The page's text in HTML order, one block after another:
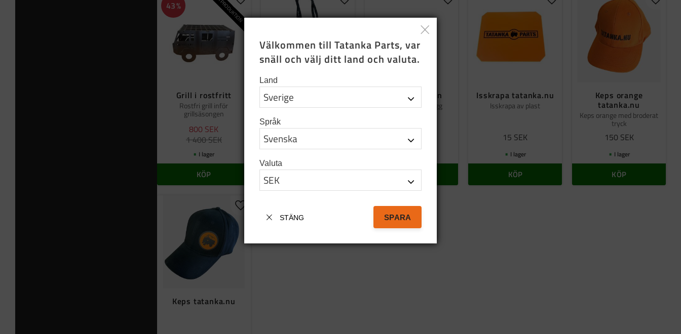
Grill i rostfritt
Rostfri grill inför
grillsäsongen
800 SEK
1 400SEK
43% NYPRODUKTIONLägg till i favoriter
I lager
KÖP
Bag tatanka.nu
Tygkasse i svart bomull
95
Lägg till i favoriter
KÖP
Emaljmugg grön
Graverad emaljmugg
159SEK
Lägg till i favoriter
KÖP
Isskrapa tatanka.nu
Isskrapa av plast
15 SEK
Lägg till i favoriter
I lager
KÖP
Keps orange
tatanka.nu
Keps orange med broderat
tryck
150 SEK
Lägg
I lager
KÖP
Keps tatanka.nu
Lägg till i favoriter
Välkommen till Tatanka Parts, var
snäll och välj ditt land och valuta.
Land
Språk
Valuta
STÄNG SPARA